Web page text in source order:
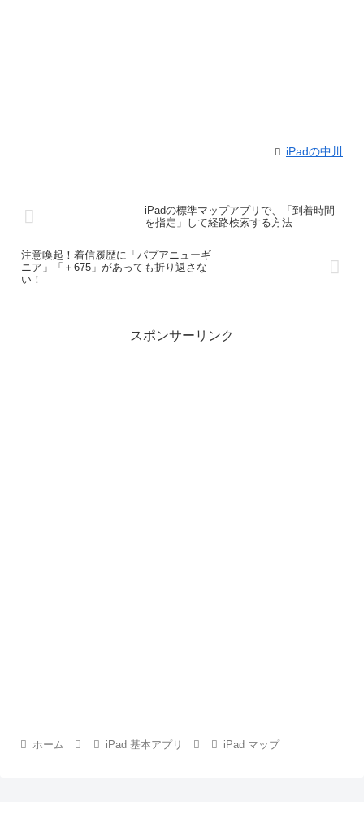
iPadの中川
iPadの標準マップアプリで、「到着時間
を指定」して経路検索する方法
注意喚起！着信履歴に「パプアニューギ
ニア」「＋675」があっても折り返さな
い！
スポンサーリンク
ホーム iPad 基本アプリ iPad マップ